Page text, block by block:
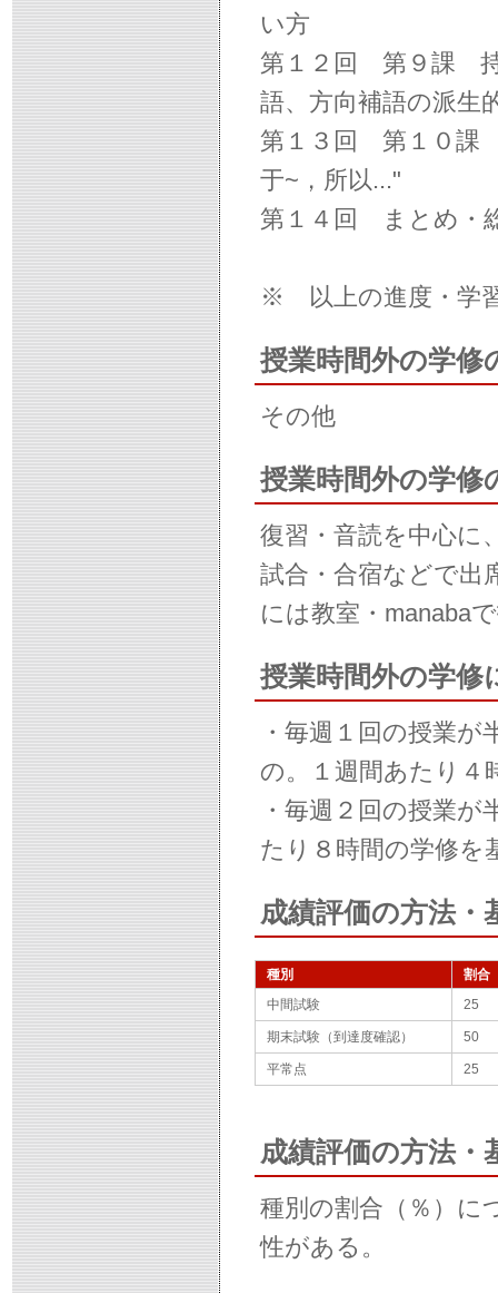
い方
第１２回 第９課 持
語、方向補語の派生
第１３回 第１０課
于~，所以..."
第１４回 まとめ・
※ 以上の進度・学
授業時間外の学修
その他
授業時間外の学修
復習・音読を中心に
試合・合宿などで出
には教室・manaba
授業時間外の学修
・毎週１回の授業
の。１週間あたり４
・毎週２回の授業
たり８時間の学修を
成績評価の方法・
種別
割合
中間試験
25
期末試験（到達度確認） 50
平常点 25
成績評価の方法・
種別の割合（％）に
性がある。